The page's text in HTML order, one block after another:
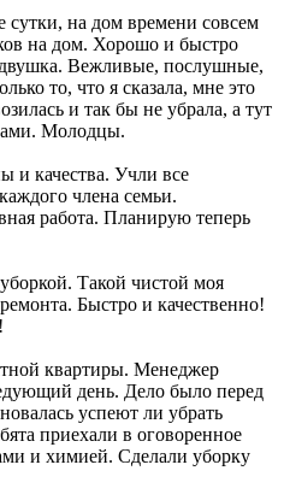
сутки, на дом времени совсем
на дом. Хорошо и быстро
Вежливые, послушные,
то, что я сказала, мне это
и так бы не убрала, а тут
Молодцы.
и качества. Учли все
члена семьи.
работа. Планирую теперь
Такой чистой моя
Быстро и качественно!
квартиры. Менеджер
день. Дело было перед
успеют ли убрать
приехали в оговоренное
и химией. Сделали уборку